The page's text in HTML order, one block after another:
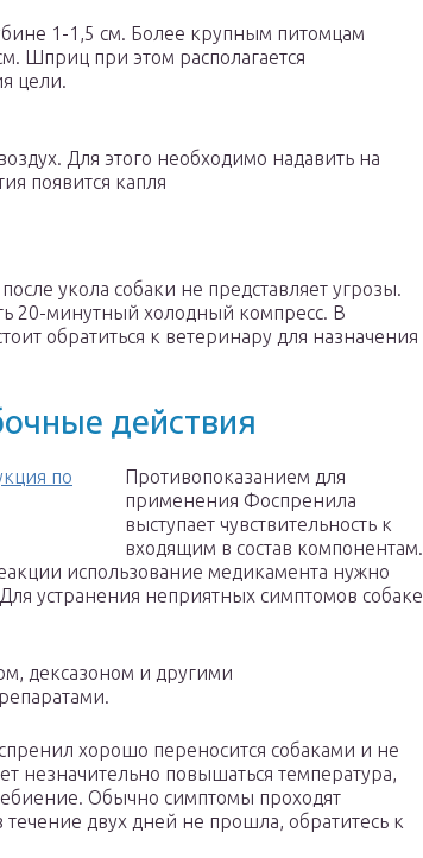
1-1,5 см. Более крупным питомцам
Шприц при этом располагается
цели.
Для этого необходимо надавить на
появится капля
укола собаки не представляет угрозы.
20-минутный холодный компресс. В
обратиться к ветеринару для назначения
действия
по
Противопоказанием для
применения Фоспренила
выступает чувствительность к
входящим в состав компонентам.
использование медикамента нужно
устранения неприятных симптомов собаке
дексазоном и другими
хорошо переносится собаками и не
незначительно повышаться температура,
Обычно симптомы проходят
двух дней не прошла, обратитесь к